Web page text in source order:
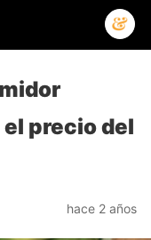
precio del
hace 2 años